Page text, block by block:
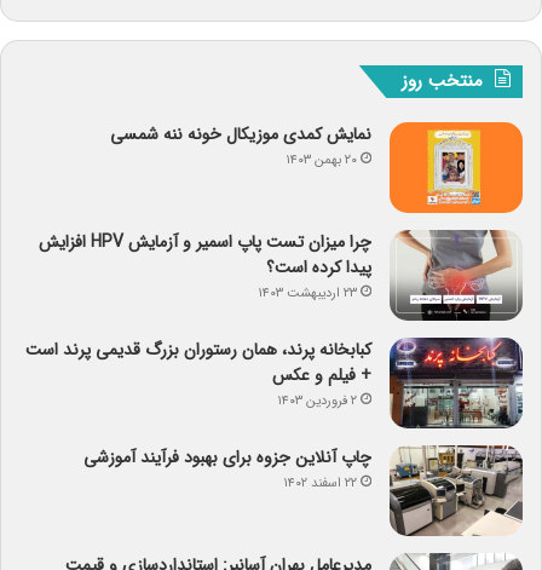
منتخب روز
نمایش کمدی موزیکال خونه ننه شمسی
۲۰ بهمن ۱۴۰۳
چرا میزان تست پاپ اسمیر و آزمایش HPV افزایش
پیدا کرده است؟
۲۳ اردیبهشت ۱۴۰۳
کبابخانه پرند، همان رستوران بزرگ قدیمی پرند است
+ فیلم و عکس
۲ فروردین ۱۴۰۳
چاپ آنلاین جزوه برای بهبود فرآیند آموزشی
۲۲ اسفند ۱۴۰۲